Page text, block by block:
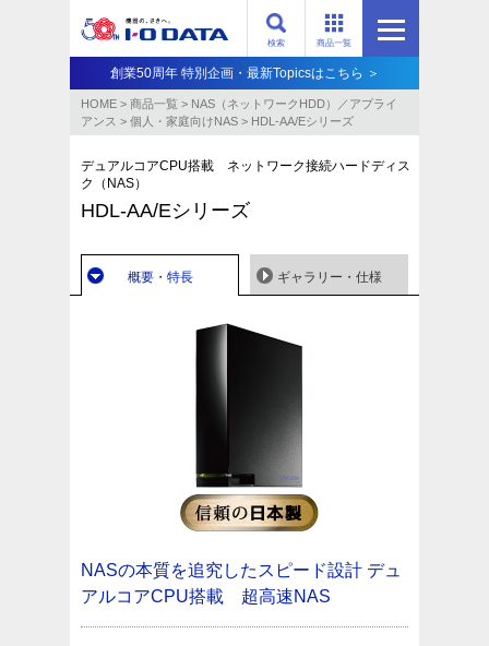
商品一覧
検索
創業50周年 特別企画・最新Topicsはこちら ＞
HOME > 商品一覧 > NAS（ネットワークHDD）／アプライ
アンス​ > 個人・家庭向けNAS > HDL-AA/Eシリーズ
デュアルコアCPU搭載 ネットワーク接続ハードディス
ク（NAS）
HDL-AA/Eシリーズ
概要・特長 ギャラリー・仕様
NASの本質を追究したスピード設計 デュ
アルコアCPU搭載 超高速NAS